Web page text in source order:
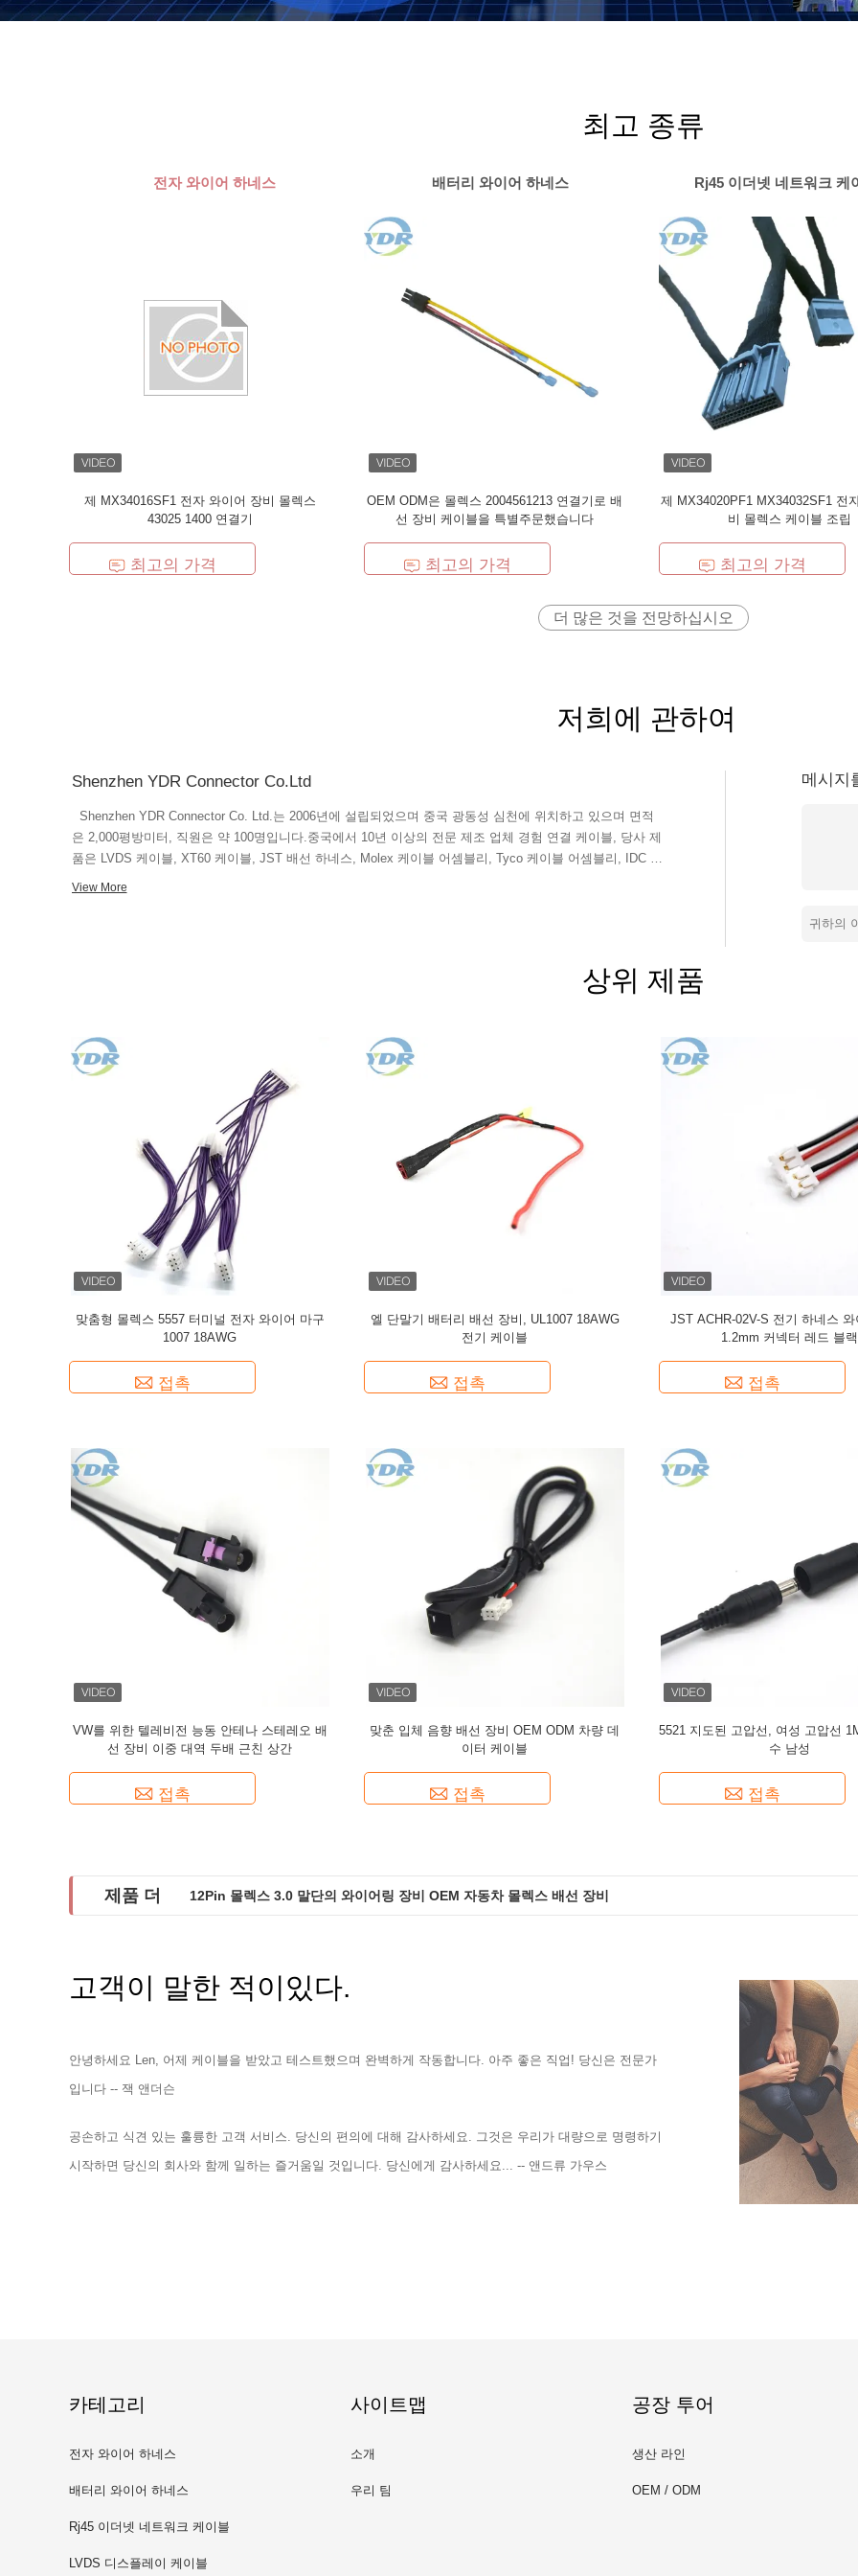
최고 종류
전자 와이어 하네스 배터리 와이어 하네스 Rj45 이더넷 네트워크 케
제 MX34016SF1 전자 와이어 장비 몰렉스
43025 1400 연결기
최고의 가격
OEM ODM은 몰렉스 2004561213 연결기로 배
선 장비 케이블을 특별주문했습니다
최고의 가격
제 MX34020PF1 MX34032SF1 전
비 몰렉스 케이블 조립
최고의 가격
더 많은 것을 전망하십시오
저희에 관하여
Shenzhen YDR Connector Co.Ltd
은 2,000평방미터, 직원은 약 100명입니다.중국에서 10년 이상의 전문 제조 업체 경험 연결 케이블, 당사 제
품은 LVDS 케이블, XT60 케이블, JST 배선 하네스, Molex 케이블 어셈블리, Tyco 케이블 어셈블리, IDC 리
본 와이어, 레인보우 플랫 케이블, 커넥터 및 기타 OEM 케이블을 다룹니다. 기계, 컴퓨터, 전기 제품, 보안
객 요구 사항이 간단하거나 복잡하더라도 고객의 요구 사항에 따라 매년 와이어 하네스를 사용자 정의합니
다. 복용량은 얼마인지, 우리는 전문적인 경험과 기술에 의존하여 테스트를 통해 적시에 자격을 갖춘 제품을
고객에게 제공할 것입니다. 필요 사항을 알려주시면 원스톱으로 도와드리겠습니다.진심으로 당신이 우리 회
View More
메시지
상위 제품
맞춤형 몰렉스 5557 터미널 전자 와이어 마구
1007 18AWG
접촉
엘 단말기 배터리 배선 장비, UL1007 18AWG
전기 케이블
접촉
JST ACHR-02V-S 전기 하네스 와
1.2mm 커넥터 레드 블랙
접촉
VW를 위한 텔레비전 능동 안테나 스테레오 배
선 장비 이중 대역 두배 근친 상간
접촉
맞춘 입체 음향 배선 장비 OEM ODM 차량 데
이터 케이블
접촉
5521 지도된 고압선, 여성 고압선
수 남성
접촉
제품 더 12Pin 몰렉스 3.0 말단의 와이어링 장비 OEM 자동차 몰렉스 배선 장비
고객이 말한 적이있다.
안녕하세요 Len, 어제 케이블을 받았고 테스트했으며 완벽하게 작동합니다. 아주 좋은 직업! 당신은 전문가
입니다 -- 잭 앤더슨
공손하고 식견 있는 훌륭한 고객 서비스. 당신의 편의에 대해 감사하세요. 그것은 우리가 대량으로 명령하기
시작하면 당신의 회사와 함께 일하는 즐거움일 것입니다. 당신에게 감사하세요... -- 앤드류 가우스
카테고리
전자 와이어 하네스
배터리 와이어 하네스
Rj45 이더넷 네트워크 케이블
LVDS 디스플레이 케이블
사이트맵
소개
우리 팀
공장 투어
생산 라인
OEM / ODM